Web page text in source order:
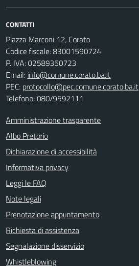
CONTATTI
Piazza Marconi 12, Corato
Codice fiscale: 83001590724
P. IVA: 02589350723
Email: info@comune.corato.ba.it
PEC: protocollo@pec.comune.corato.ba.it
Telefono: 080/9592111
Amministrazione trasparente
Albo Pretorio
Dichiarazione di accessibilità
Informativa privacy
Leggi le FAQ
Note legali
Prenotazione appuntamento
Richiesta di assistenza
Segnalazione disservizio
Whistleblowing